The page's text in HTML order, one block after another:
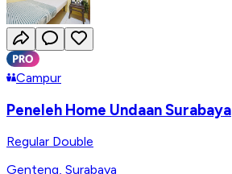
Campur
Peneleh Home Undaan Surabaya
Regular Double
Genteng, Surabaya